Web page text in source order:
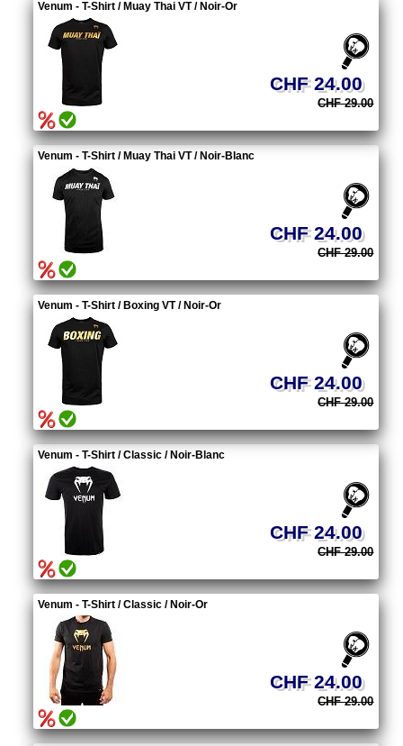
Venum - T-Shirt / Muay Thai VT / Noir-Or
CHF 24.00
CHF 29.00
Venum - T-Shirt / Muay Thai VT / Noir-Blanc
CHF 24.00
CHF 29.00
Venum - T-Shirt / Boxing VT / Noir-Or
CHF 24.00
CHF 29.00
Venum - T-Shirt / Classic / Noir-Blanc
CHF 24.00
CHF 29.00
Venum - T-Shirt / Classic / Noir-Or
CHF 24.00
CHF 29.00